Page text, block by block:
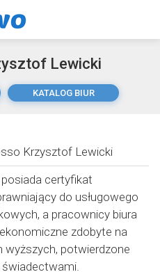
Lewicki
KATALOG BIUR
Krzysztof Lewicki
posiada certyfikat
do usługowego
a pracownicy biura
zdobyte na
wyższych, potwierdzone